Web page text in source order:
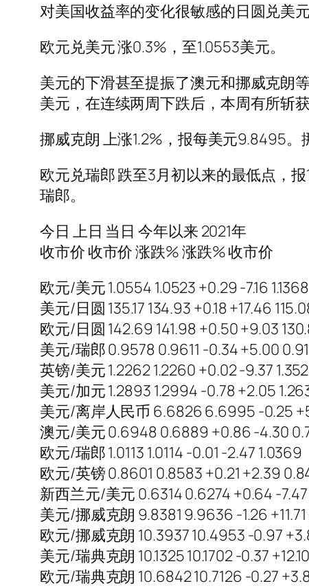
对美国收益率的变化很敏感的日圆兑美
欧元兑美元 涨0.3%，至1.0553美元。
美元的下滑甚至提振了澳元和挪威克朗
美元，在连续两周下跌后，本周有所斩获
挪威克朗 上涨1.2%，报每美元9.8495。
欧元兑瑞郎 跌至3月初以来的最低点，
瑞郎。
今日 上日 当日 今年以来 2021年
收市价 收市价 涨跌% 涨跌% 收市价
欧元/美元 1.0554 1.0523 +0.29 -7.16 1.1368
美元/日圆 135.17 134.93 +0.18 +17.46
欧元/日圆 142.69 141.98 +0.50 +9.03
美元/瑞郎 0.9578 0.9611 -0.34 +5.00
英镑/美元 1.2262 1.2260 +0.02 -9.37
美元/加元 1.2893 1.2994 -0.78 +2.05
美元/离岸人民币 6.6826 6.6995 -0.25
澳元/美元 0.6948 0.6889 +0.86 -4.30
欧元/瑞郎 1.0113 1.0114 -0.01 -2.47 1.0369
欧元/英镑 0.8601 0.8583 +0.21 +2.39
新西兰元/美元 0.6314 0.6274 +0.64 -
美元/挪威克朗 9.8381 9.9636 -1.26
欧元/挪威克朗 10.3937 10.4953 -0.97
美元/瑞典克朗 10.1325 10.1702 -0.37
欧元/瑞典克朗 10.6842 10.7126 -0.27